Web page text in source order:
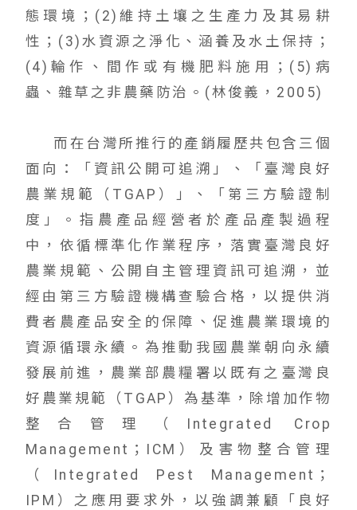
態環境；(2)維持土壤之生產力及其易耕
性；(3)水資源之淨化、涵養及水土保持；
(4)輪作、間作或有機肥料施用；(5)病
蟲、雜草之非農藥防治。(林俊義，2005)
而在台灣所推行的產銷履歷共包含三個
面向：「資訊公開可追溯」、「臺灣良好
農業規範（TGAP）」、「第三方驗證制
度」。指農產品經營者於產品產製過程
中，依循標準化作業程序，落實臺灣良好
農業規範、公開自主管理資訊可追溯，並
經由第三方驗證機構查驗合格，以提供消
費者農產品安全的保障、促進農業環境的
資源循環永續。為推動我國農業朝向永續
發展前進，農業部農糧署以既有之臺灣良
好農業規範（TGAP）為基準，除增加作物
整合管理（Integrated Crop
Management；ICM）及害物整合管理
（Integrated Pest Management；
IPM）之應用要求外，以強調兼顧「良好